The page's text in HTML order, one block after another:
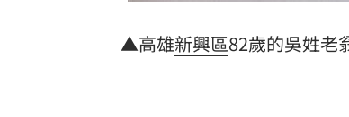
台彩父親節推新刮刮樂千萬頭獎
▲高雄新興區82歲的吳姓老